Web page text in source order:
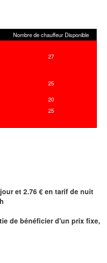
Nombre de chauffeur Disponible
27
25
20
25
et 2.76 € en tarif de nuit
de bénéficierd'un prix fixe,